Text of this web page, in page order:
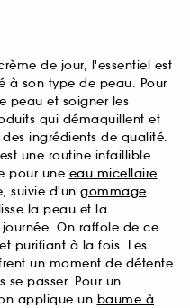
de jour, l'essentiel est
à son type de peau. Pour
peau et soigner les
qui démaquillent et
ingrédients de qualité.
une routine infaillible
pour une eau micellaire
suivie d'un gommage
la peau et la
On raffole de ce
purifiant à la fois. Les
un moment de détente
passer. Pour un
applique un baume à